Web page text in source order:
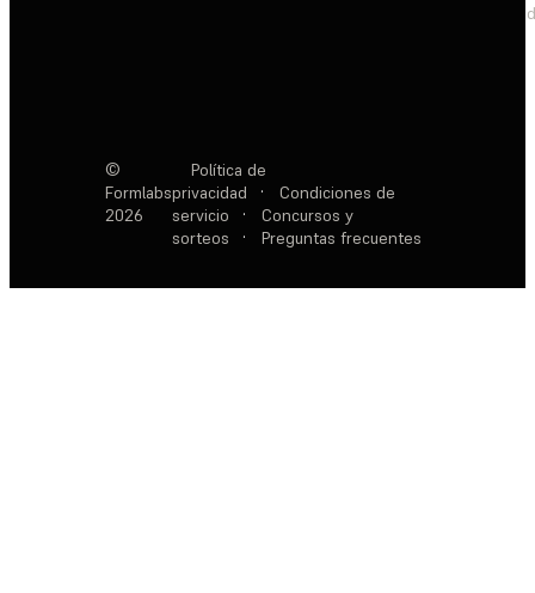
©
Formlabs
2026
Política de
privacidad
·
Condiciones de
servicio
·
Concursos y
sorteos
· Preguntas frecuentes